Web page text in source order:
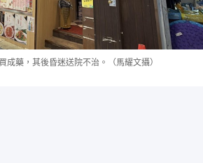
成藥，其後昏迷送院不治。（馬耀文攝）